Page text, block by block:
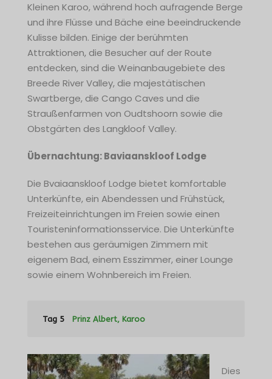
Kleinen Karoo, während hoch aufragende Berge
und ihre Flüsse und Bäche eine beeindruckende
Kulisse bilden. Einige der berühmten
Attraktionen, die Besucher auf der Route
entdecken, sind die Weinanbaugebiete des
Breede River Valley, die majestätischen
Swartberge, die Cango Caves und die
Straußenfarmen von Oudtshoorn sowie die
Obstgärten des Langkloof Valley.
Übernachtung: Baviaanskloof Lodge
Die Bvaiaanskloof Lodge bietet komfortable
Unterkünfte, ein Abendessen und Frühstück,
Freizeiteinrichtungen im Freien sowie einen
Touristeninformationsservice. Die Unterkünfte
bestehen aus geräumigen Zimmern mit
eigenem Bad, einem Esszimmer, einer Lounge
sowie einem Wohnbereich im Freien.
Tag 5 Prinz Albert, Karoo
Dies